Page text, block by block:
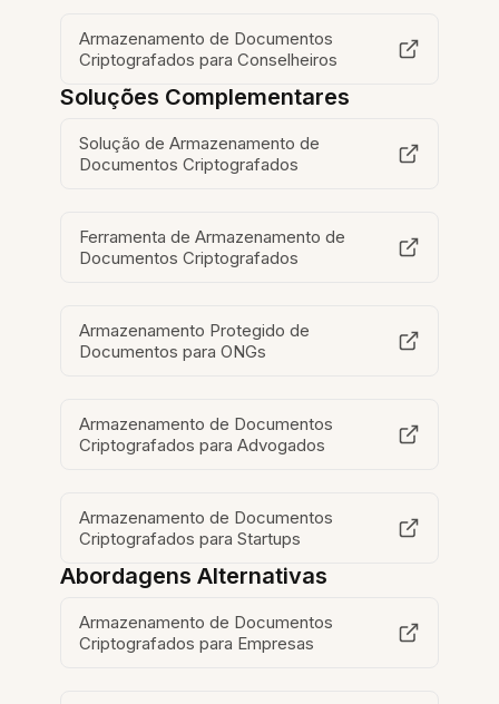
Armazenamento de Documentos
Criptografados para Conselheiros
Soluções Complementares
Solução de Armazenamento de
Documentos Criptografados
Ferramenta de Armazenamento de
Documentos Criptografados
Armazenamento Protegido de
Documentos para ONGs
Armazenamento de Documentos
Criptografados para Advogados
Armazenamento de Documentos
Criptografados para Startups
Abordagens Alternativas
Armazenamento de Documentos
Criptografados para Empresas